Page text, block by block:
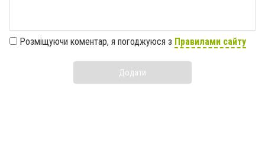
Розміщуючи коментар, я погоджуюся з Правилами сайту
Додати